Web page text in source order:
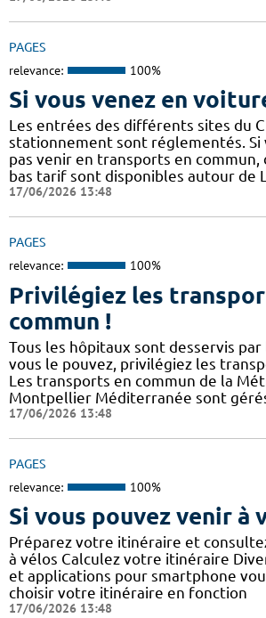
PAGES
relevance: 100%
Si vous venez en
Les entrées des différents sites du
stationnement sont réglementés. Si
pas venir en transports en commun,
bas tarif sont disponibles autour de
17/06/2026 13:48
PAGES
relevance: 100%
Privilégiez les
commun !
Tous les hôpitaux sont desservis par
vous le pouvez, privilégiez les
Les transports en commun de la
Montpellier Méditerranée sont
17/06/2026 13:48
PAGES
relevance: 100%
Si vous pouvez venir à
Préparez votre itinéraire et
à vélos Calculez votre itinéraire
et applications pour smartphone
choisir votre itinéraire en fonction
17/06/2026 13:48